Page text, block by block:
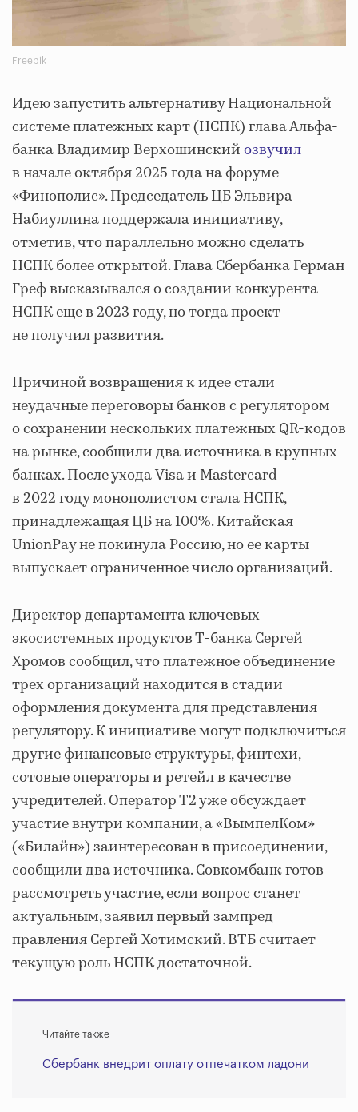
Freepik
Идею запустить альтернативу Национальной
системе платежных карт (НСПК) глава Альфа-
банка Владимир Верхошинскийозвучил
в начале октября 2025 года на форуме
«Финополис». Председатель ЦБ Эльвира
Набиуллина поддержала инициативу,
отметив, что параллельно можно сделать
НСПК более открытой. Глава Сбербанка Герман
Греф высказывался о создании конкурента
НСПК еще в 2023 году, но тогда проект
не получил развития.
Причиной возвращения к идее стали
неудачные переговоры банков с регулятором
о сохранении нескольких платежных QR-кодов
на рынке, сообщили два источника в крупных
банках. После ухода Visa и Mastercard
в 2022 году монополистом стала НСПК,
принадлежащая ЦБ на 100%. Китайская
UnionPay не покинула Россию, но ее карты
выпускает ограниченное число организаций.
Директор департамента ключевых
экосистемных продуктов Т-банка Сергей
Хромов сообщил, что платежное объединение
трех организаций находится в стадии
оформления документа для представления
регулятору. К инициативе могут подключиться
другие финансовые структуры, финтехи,
сотовые операторы и ретейл в качестве
учредителей. Оператор Т2 уже обсуждает
участие внутри компании, а «ВымпелКом»
(«Билайн») заинтересован в присоединении,
сообщили два источника. Совкомбанк готов
рассмотреть участие, если вопрос станет
актуальным, заявил первый зампред
правления Сергей Хотимский. ВТБ считает
текущую роль НСПК достаточной.
Читайте также
Сбербанк внедрит оплату отпечатком ладони